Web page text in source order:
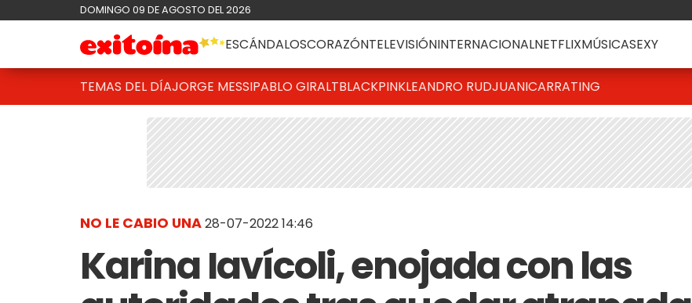
DOMINGO 09 DE AGOSTO DEL 2026
ESCÁNDALOSCORAZÓNTELEVISIÓNINTERNACIONALNETFLIXMÚSICASEXY
TEMAS DEL DÍAJORGE MESSIPABLO GIRALTBLACKPINKLEANDRO RUDJUANICARRATING
NO LE CABIO UNA28-07-2022 14:46
Karina Iavícoli, enojada con las